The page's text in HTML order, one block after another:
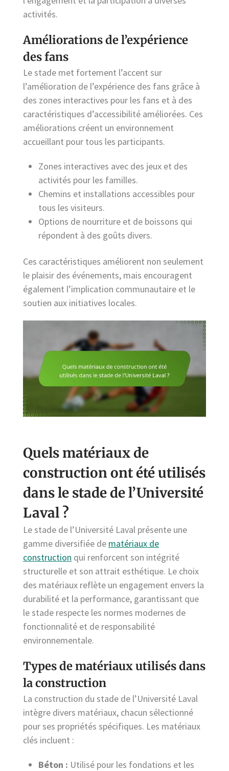
activités.
Améliorations de l’expérience
des fans
Le stade met fortement l’accent sur
l’amélioration de l’expérience des fans grâce à
des zones interactives pour les fans et à des
caractéristiques d’accessibilité améliorées. Ces
améliorations créent un environnement
accueillant pour tous les participants.
Zones interactives avec des jeux et des
activités pour les familles.
Chemins et installations accessibles pour
tous les visiteurs.
Options de nourriture et de boissons qui
répondent à des goûts divers.
Ces caractéristiques améliorent non seulement
le plaisir des événements, mais encouragent
également l’implication communautaire et le
soutien aux initiatives locales.
Quels matériaux de
construction ont été utilisés
dans le stade de l’Université
Laval ?
Le stade de l’Université Laval présente une
gamme diversifiée de matériaux de
construction qui renforcent son intégrité
structurelle et son attrait esthétique. Le choix
des matériaux reflète un engagement envers la
durabilité et la performance, garantissant que
le stade respecte les normes modernes de
fonctionnalité et de responsabilité
environnementale.
Types de matériaux utilisés dans
la construction
La construction du stade de l’Université Laval
intègre divers matériaux, chacun sélectionné
pour ses propriétés spécifiques. Les matériaux
clés incluent :
Béton : Utilisé pour les fondations et les